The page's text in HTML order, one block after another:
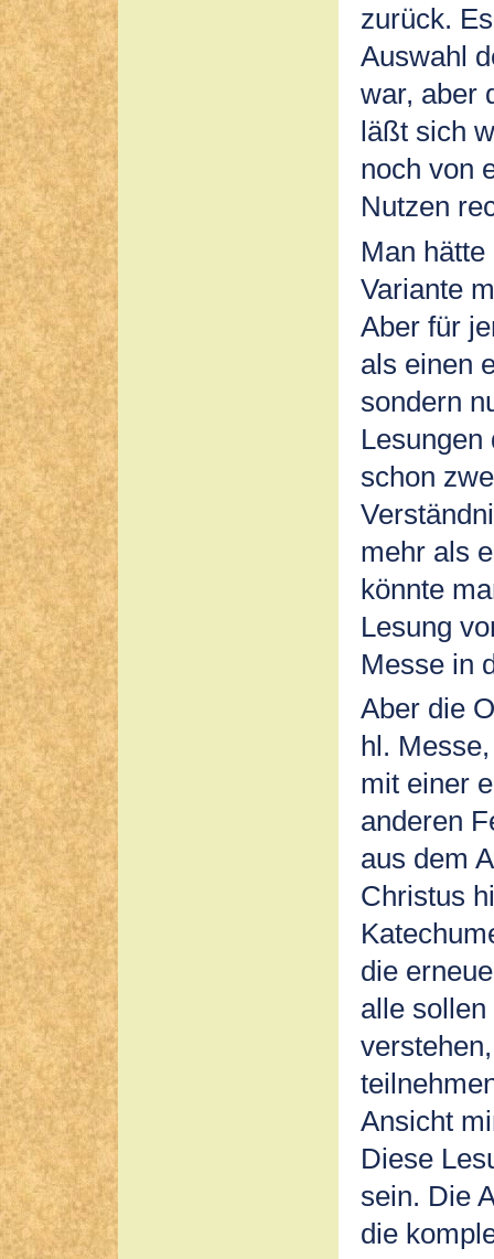
zurück.
Auswahl
war, aber
läßt sich
noch von
Nutzen
Man
Variante
Aber für
als einen
sondern
schon
mehr als
könnte
Lesung
Messe in
Aber die
hl.
mit einer
anderen
aus dem
Christus
die
alle
Ansicht
Diese
sein. Die
die